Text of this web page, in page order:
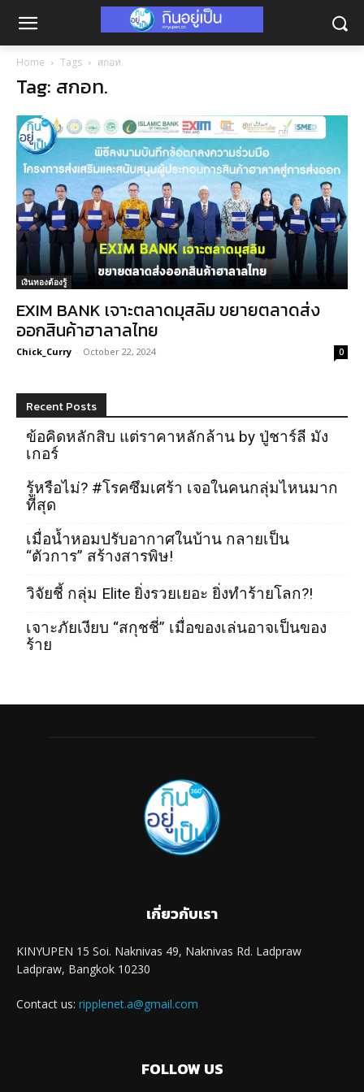
Home Tags สกอท.
Tag: สกอท.
เงินทองต้องรู้
EXIM BANK เจาะตลาดมุสลิม ขยายตลาดส่ง
ออกสินค้าฮาลาลไทย
Chick_Curry - October 22, 2024 0
Recent Posts
ข้อคิดหลักสิบ แต่ราคาหลักล้าน by ปู่ชาร์ลี มัง
เกอร์
รู้หรือไม่? #โรคซึมเศร้า เจอในคนกลุ่มไหนมาก
ที่สุด
เมื่อน้ำหอมปรับอากาศในบ้าน กลายเป็น
“ตัวการ” สร้างสารพิษ!
วิจัยชี้ กลุ่ม Elite ยิ่งรวยเยอะ ยิ่งทำร้ายโลก?!
เจาะภัยเงียบ “สกุชชี่” เมื่อของเล่นอาจเป็นของ
ร้าย
เกี่ยวกับเรา
KINYUPEN 15 Soi. Naknivas 49, Naknivas Rd. Ladpraw
Ladpraw, Bangkok 10230
Contact us: ripplenet.a@gmail.com
FOLLOW US